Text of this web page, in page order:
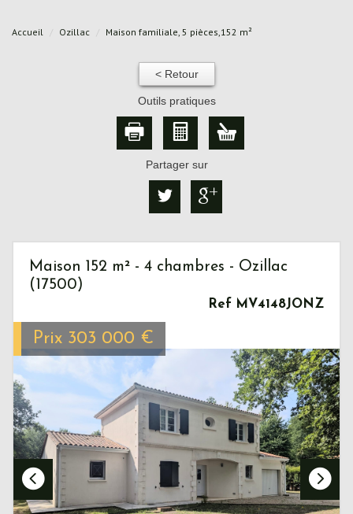
Accueil Ozillac Maison familiale, 5 pièces,152 m²
< Retour
Outils pratiques
Partager sur
Maison 152 m² - 4 chambres - Ozillac
(17500)
Ref MV4148JONZ
Prix 303 000 €